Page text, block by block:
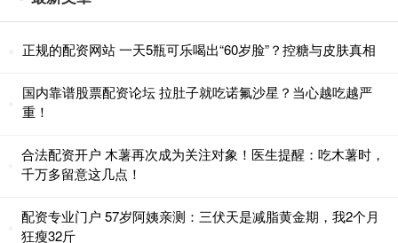
正规的配资网站 一天5瓶可乐喝出“60岁脸”？控糖与皮肤真相
国内靠谱股票配资论坛 拉肚子就吃诺氟沙星？当心越吃越严
重！
合法配资开户 木薯再次成为关注对象！医生提醒：吃木薯时，
千万多留意这几点！
配资专业门户 57岁阿姨亲测：三伏天是减脂黄金期，我2个月
狂瘦32斤